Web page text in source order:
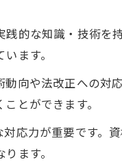
的な知識・技術を
ます。
向や法改正への対
とができます。
応力が重要です。
ます。